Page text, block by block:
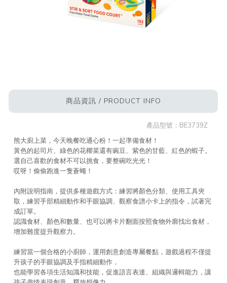
商品資訊 / PRODUCT INFO
產品型號： BE3739Z
熊大廚上菜，今天晚餐吃通心粉！一起準備食材！
黃色的起司片、綠色的花椰菜還有豌豆、紫色的甘藍、紅色的蝦子。
選自己喜歡的食材不可以挑食，要整碗吃光光！
哎呀！偷偷跑進一隻蒼蠅！
內附說明指南，提供多種遊戲方式：練習將顏色分類、使用工具夾
取，練習手部精細動作和手眼協調、觀察食譜小卡上的指令，試著完
成訂單。
認識食材、顏色和數量、也可以將卡片翻面按照食物外廓找出食材，
增加難度提升觀察力。
練習當一個合格的小廚師，運用創意創造專屬餐點，遊戲過程不僅提
升孩子的手眼協調及手指精細動作，
也能學習各項生活知識和技能，促進語言表達、組織與邏輯能力，讓